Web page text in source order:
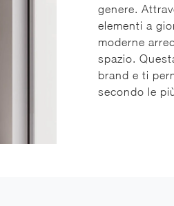
genere.
elementi a
moderne
spazio.
brand e ti
secondo le